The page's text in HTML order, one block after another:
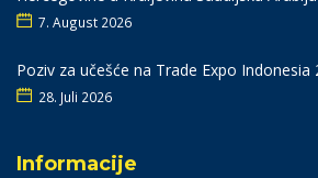
7. August 2026
Poziv za učešće na Trade Expo Indonesia
28. Juli 2026
Informacije